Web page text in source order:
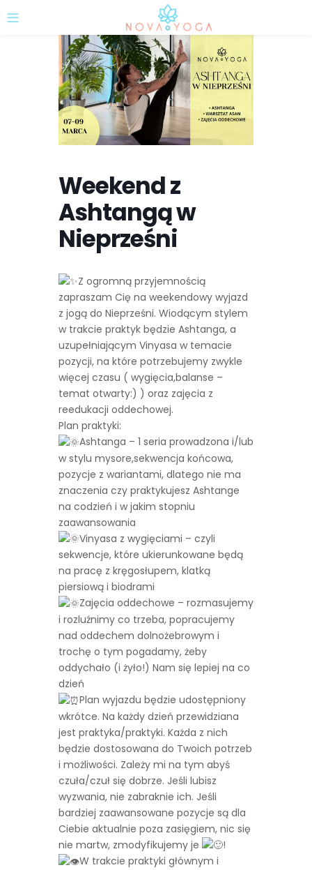
Weekend z
Ashtangą w
Nieprześni
Z ogromną przyjemnością
zapraszam Cię na weekendowy wyjazd
z jogą do Nieprześni. Wiodącym stylem
w trakcie praktyk będzie Ashtanga, a
uzupełniającym Vinyasa w temacie
pozycji, na które potrzebujemy zwykle
więcej czasu ( wygięcia,balanse –
temat otwarty:) ) oraz zajęcia z
reedukacji oddechowej.
Plan praktyki:
Ashtanga – 1 seria prowadzona i/lub
w stylu mysore,sekwencja końcowa,
pozycje z wariantami, dlatego nie ma
znaczenia czy praktykujesz Ashtange
na codzień i w jakim stopniu
zaawansowania
Vinyasa z wygięciami – czyli
sekwencje, które ukierunkowane będą
na pracę z kręgosłupem, klatką
piersiową i biodrami
Zajęcia oddechowe – rozmasujemy
i rozluźnimy co trzeba, popracujemy
nad oddechem dolnożebrowym i
trochę o tym pogadamy, żeby
oddychało (i żyło!) Nam się lepiej na co
dzień
Plan wyjazdu będzie udostępniony
wkrótce. Na każdy dzień przewidziana
jest praktyka/praktyki. Każda z nich
będzie dostosowana do Twoich potrzeb
i możliwości. Zależy mi na tym abyś
czuła/czuł się dobrze. Jeśli lubisz
wyzwania, nie zabraknie ich. Jeśli
bardziej zaawansowane pozycje są dla
Ciebie aktualnie poza zasięgiem, nic się
nie martw, zmodyfikujemy je
!
W trakcie praktyki głównym i